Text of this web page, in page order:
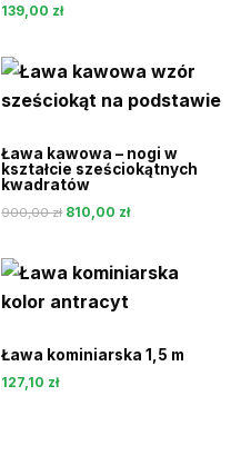
139,00 zł
Ława kawowa – nogi w
kształcie sześciokątnych
kwadratów
900,00zł Pierwotna
900,00 zł.
810,00 złAktualna
810,00 zł.
Ława kominiarska 1,5 m
127,10 zł